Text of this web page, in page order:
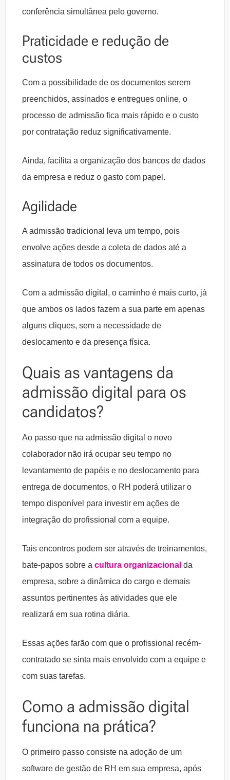
conferência simultânea pelo governo.
Praticidade e redução de
custos
Com a possibilidade de os documentos serem
preenchidos, assinados e entregues online, o
processo de admissão fica mais rápido e o custo
por contratação reduz significativamente.
Ainda, facilita a organização dos bancos de dados
da empresa e reduz o gasto com papel.
Agilidade
A admissão tradicional leva um tempo, pois
envolve ações desde a coleta de dados até a
assinatura de todos os documentos.
Com a admissão digital, o caminho é mais curto, já
que ambos os lados fazem a sua parte em apenas
alguns cliques, sem a necessidade de
deslocamento e da presença física.
Quais as vantagens da
admissão digital para os
candidatos?
Ao passo que na admissão digital o novo
colaborador não irá ocupar seu tempo no
levantamento de papéis e no deslocamento para
entrega de documentos, o RH poderá utilizar o
tempo disponível para investir em ações de
integração do profissional com a equipe.
Tais encontros podem ser através de treinamentos,
bate-papos sobre a cultura organizacional da
empresa, sobre a dinâmica do cargo e demais
assuntos pertinentes às atividades que ele
realizará em sua rotina diária.
Essas ações farão com que o profissional recém-
contratado se sinta mais envolvido com a equipe e
com suas tarefas.
Como a admissão digital
funciona na prática?
O primeiro passo consiste na adoção de um
software de gestão de RH em sua empresa, após